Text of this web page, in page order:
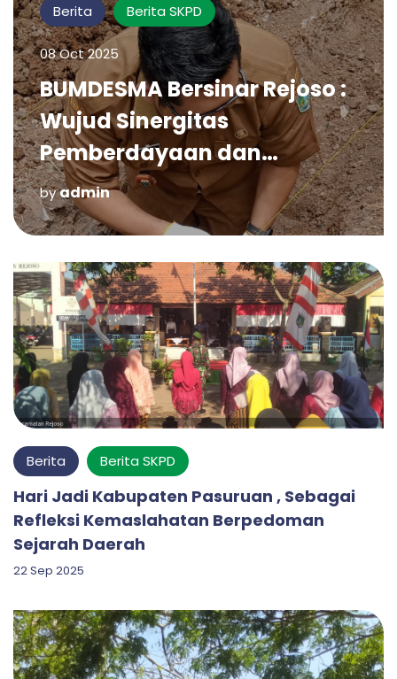
Berita Berita SKPD
08 Oct 2025
BUMDESMA Bersinar Rejoso :
Wujud Sinergitas
Pemberdayaan dan
Kekuatan Ekonomi
Kerakyatan
byadmin
Berita Berita SKPD
Hari Jadi Kabupaten Pasuruan , Sebagai
Refleksi Kemaslahatan Berpedoman
Sejarah Daerah
22 Sep 2025